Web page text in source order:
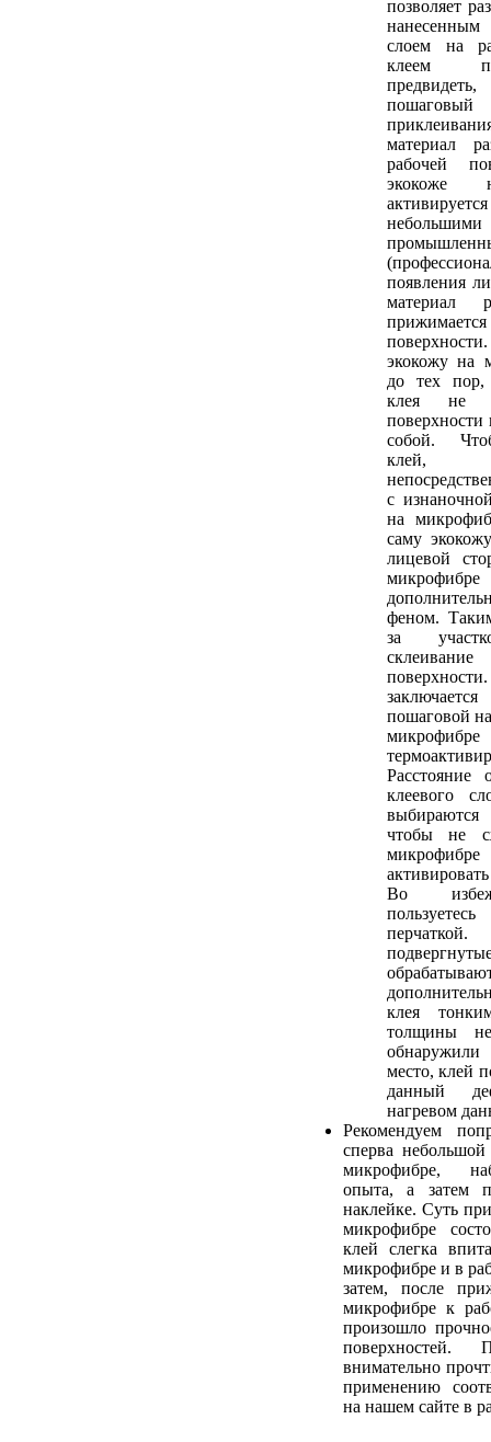
позволяет
слоем на
клеем
материал
рабочей
экокоже
появления
материал
экокожу на
до тех пор,
клея не
собой.
клей,
с
на
саму
лицевой
микрофибре
феном.
за
пошаговой
клеевого
чтобы не
Во
клея
толщины
место, клей
данный
нагревом
Рекомендуем
сперва
микрофибре,
опыта, а затем
наклейке. Суть
микрофибре
клей слегка
микрофибре и в
затем, после
микрофибре к
произошло
поверхностей.
внимательно
применению
на нашем сайте в